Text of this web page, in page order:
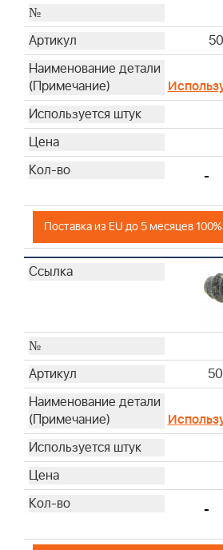
-
Поставка из EU до 5 месяцев
-